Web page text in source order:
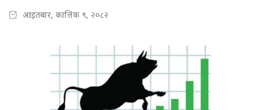
आइतबार, कात्तिक ९, २०८२